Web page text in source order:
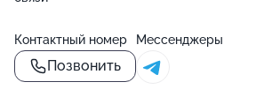
Контактный номер
Позвонить
Мессенджеры